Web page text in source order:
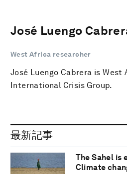
José Luengo
West Africa researcher
José Luengo Cabrera is
International Crisis Group.
最新記事
The Sahel is
Climate